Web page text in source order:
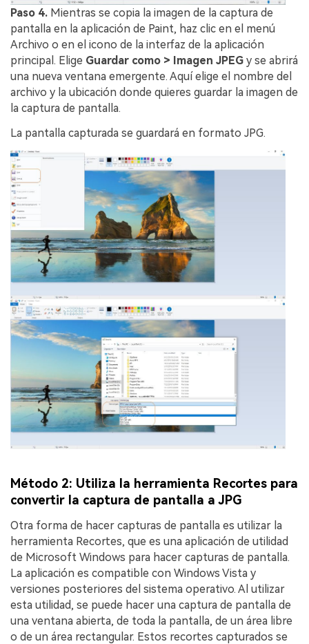
Paso 4. Mientras se copia la imagen de la captura de
pantalla en la aplicación de Paint, haz clic en el menú
Archivo o en el icono de la interfaz de la aplicación
principal. Elige Guardar como > Imagen JPEG y se abrirá
una nueva ventana emergente. Aquí elige el nombre del
archivo y la ubicación donde quieres guardar la imagen de
la captura de pantalla.
La pantalla capturada se guardará en formato JPG.
Método 2: Utiliza la herramienta Recortes para
convertir la captura de pantalla a JPG
Otra forma de hacer capturas de pantalla es utilizar la
herramienta Recortes, que es una aplicación de utilidad
de Microsoft Windows para hacer capturas de pantalla.
La aplicación es compatible con Windows Vista y
versiones posteriores del sistema operativo. Al utilizar
esta utilidad, se puede hacer una captura de pantalla de
una ventana abierta, de toda la pantalla, de un área libre
o de un área rectangular. Estos recortes capturados se